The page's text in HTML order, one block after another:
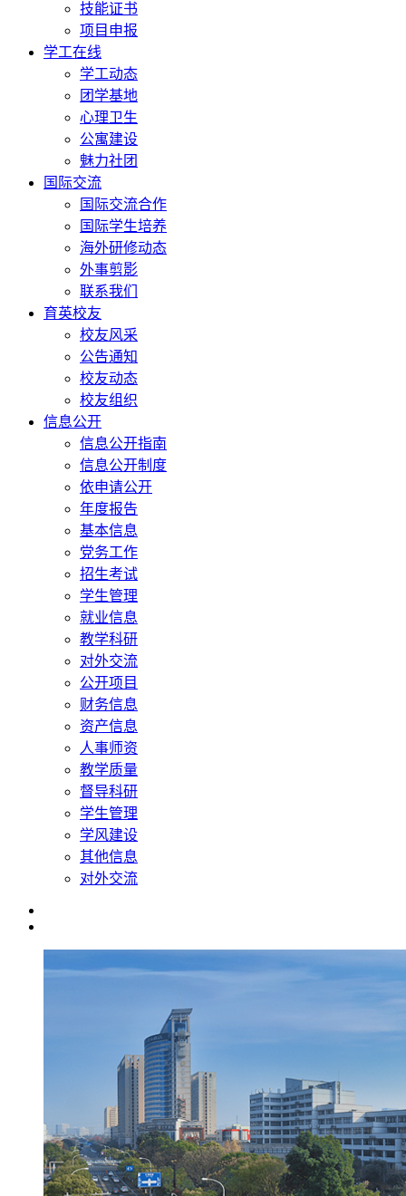
技能证书
项目申报
学工在线
学工动态
团学基地
心理卫生
公寓建设
魅力社团
国际交流
国际交流合作
国际学生培养
海外研修动态
外事剪影
联系我们
育英校友
校友风采
公告通知
校友动态
校友组织
信息公开
信息公开指南
信息公开制度
依申请公开
年度报告
基本信息
党务工作
招生考试
学生管理
就业信息
教学科研
对外交流
公开项目
财务信息
资产信息
人事师资
教学质量
督导科研
学生管理
学风建设
其他信息
对外交流